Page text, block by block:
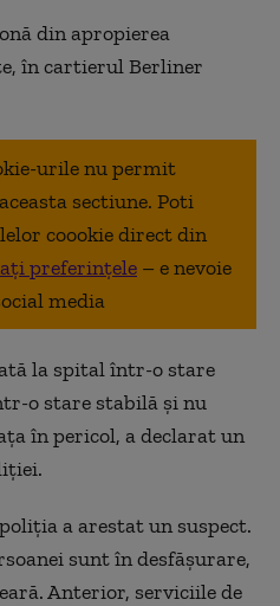
din apropierea
în cartierul Berliner
urile nu permit
sectiune. Poti
coookie direct din
preferințele – e nevoie
media
la spital într-o stare
o stare stabilă și nu
în pericol, a declarat un
a arestat un suspect.
sunt în desfășurare,
Anterior, serviciile de